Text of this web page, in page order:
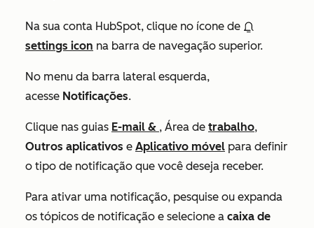
Na sua conta HubSpot, clique no ícone de
settings icon na barra de navegação superior.
No menu da barra lateral esquerda,
acesse Notificações.
Clique nas guias E-mail & , Área de trabalho,
Outros aplicativos e Aplicativo móvel para definir
o tipo de notificação que você deseja receber.
Para ativar uma notificação, pesquise ou expanda
os tópicos de notificação e selecione a caixa de